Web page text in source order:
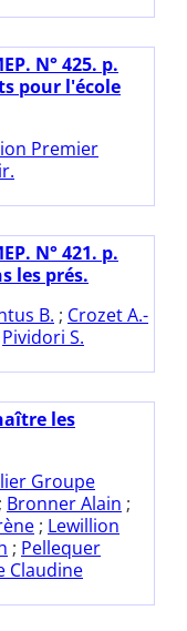
N° 425. p.
pour l'école
Premier
N° 421. p.
les prés.
B. ; Crozet A.-
Pividori S.
les
Groupe
; Bronner Alain ;
; Lewillion
; Pellequer
Claudine